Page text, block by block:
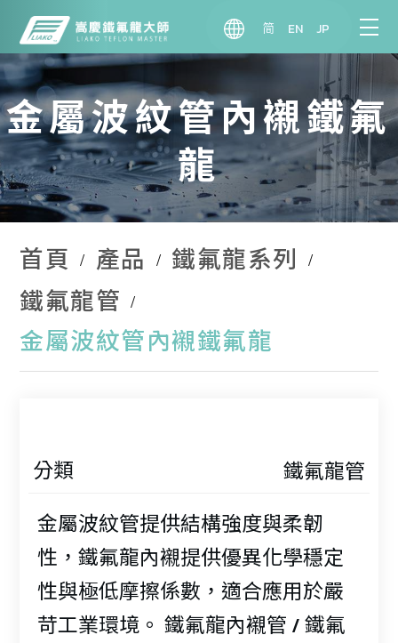
简 EN JP
金屬波紋管內襯鐵氟
龍
首頁 產品
鐵氟龍系列
鐵氟龍管
金屬波紋管內襯鐵氟龍
分類
鐵氟龍管
金屬波紋管提供結構強度與柔韌
性，鐵氟龍內襯提供優異化學穩定
性與極低摩擦係數，適合應用於嚴
苛工業環境。 鐵氟龍內襯管 / 鐵氟